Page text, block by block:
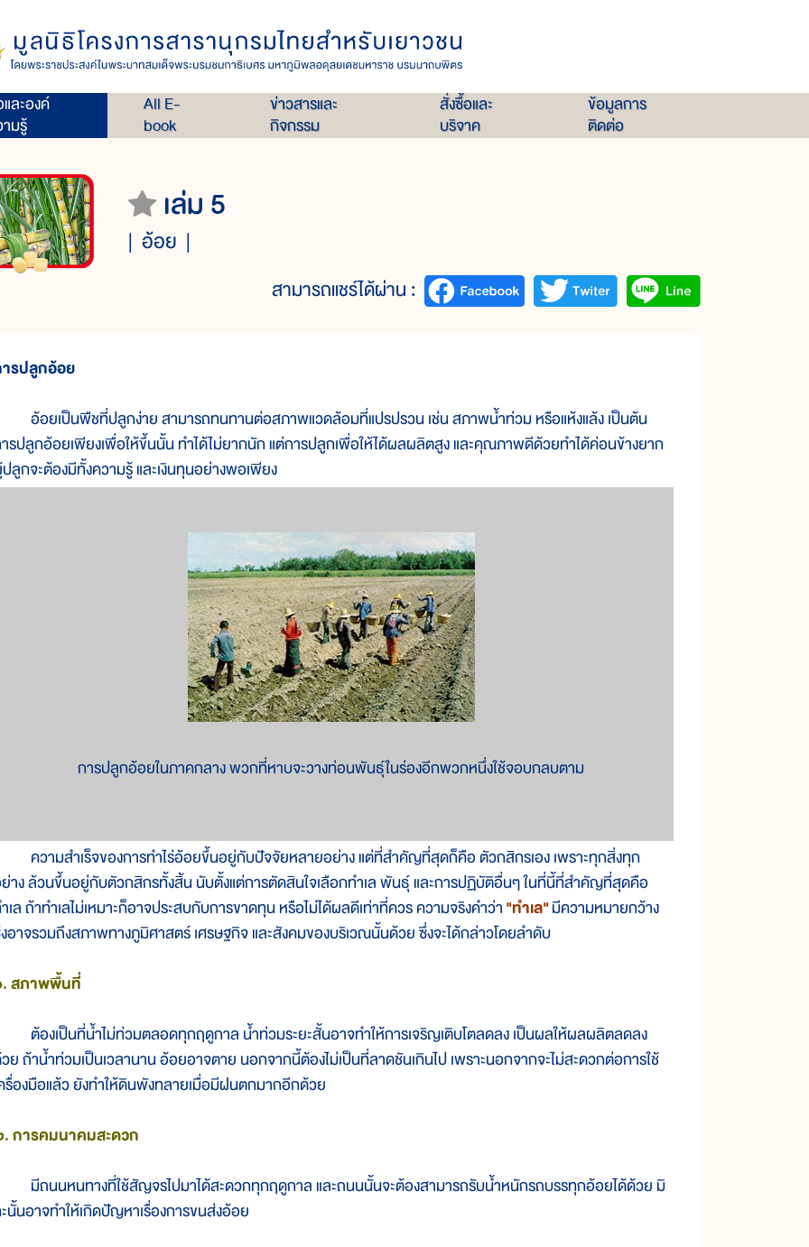
ละองค์
มรู้
All E-
book
ข่าวสารและ
กิจกรรม
สั่งซื้อและ
บริจาค
ข้อมูลการ
ติดต่อ
เล่ม 5
อ้อย
สามารถแชร์ได้ผ่าน :
รปลูกอ้อย
อ้อยเป็นพืชที่ปลูกง่าย สามารถทนทานต่อสภาพแวดล้อมที่แปรปรวน เช่น สภาพน้ำท่วม หรือแห้งแล้ง เป็นต้น
รปลูกอ้อยเพียงเพื่อให้ขึ้นนั้น ทำได้ไม่ยากนัก แต่การปลูกเพื่อให้ได้ผลผลิตสูง และคุณภาพดีด้วยทำได้ค่อนข้างยาก
ลูกจะต้องมีทั้งความรู้ และเงินทุนอย่างพอเพียง
การปลูกอ้อยในภาคกลาง พวกที่หาบจะวางท่อนพันธุ์ในร่องอีกพวกหนึ่งใช้จอบกลบตาม
ความสำเร็จของการทำไร่อ้อยขึ้นอยู่กับปัจจัยหลายอย่าง แต่ที่สำคัญที่สุดก็คือ ตัวกสิกรเอง เพราะทุกสิ่งทุก
าง ล้วนขึ้นอยู่กับตัวกสิกรทั้งสิ้น นับตั้งแต่การตัดสินใจเลือกทำเล พันธุ์ และการปฏิบัติอื่นๆ ในที่นี้ที่สำคัญที่สุดคือ
เล ถ้าทำเลไม่เหมาะก็อาจประสบกับการขาดทุน หรือไม่ได้ผลดีเท่าที่ควร ความจริงคำว่า"ทำเล"มีความหมายกว้าง
อาจรวมถึงสภาพทางภูมิศาสตร์ เศรษฐกิจ และสังคมของบริเวณนั้นด้วย ซึ่งจะได้กล่าวโดยลำดับ
สภาพพื้นที่
ต้องเป็นที่น้ำไม่ท่วมตลอดทุกฤดูกาล น้ำท่วมระยะสั้นอาจทำให้การเจริญเติบโตลดลง เป็นผลให้ผลผลิตลดลง
ย ถ้าน้ำท่วมเป็นเวลานาน อ้อยอาจตาย นอกจากนี้ต้องไม่เป็นที่ลาดชันเกินไป เพราะนอกจากจะไม่สะดวกต่อการใช้
รื่องมือแล้ว ยังทำให้ดินพังทลายเมื่อมีฝนตกมากอีกด้วย
การคมนาคมสะดวก
มีถนนหนทางที่ใช้สัญจรไปมาได้สะดวกทุกฤดูกาล และถนนนั้นจะต้องสามารถรับน้ำหนักรถบรรทุกอ้อยได้ด้วย มิ
นั้นอาจทำให้เกิดปัญหาเรื่องการขนส่งอ้อย